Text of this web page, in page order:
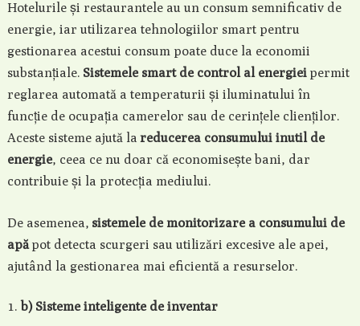
Hotelurile și restaurantele au un consum semnificativ de
energie, iar utilizarea tehnologiilor smart pentru
gestionarea acestui consum poate duce la economii
substanțiale. Sistemele smart de control al energieipermit
reglarea automată a temperaturii și iluminatului în
funcție de ocupația camerelor sau de cerințele clienților.
Aceste sisteme ajută la reducerea consumului inutil de
energie, ceea ce nu doar că economisește bani, dar
contribuie și la protecția mediului.
De asemenea, sistemele de monitorizare a consumului de
apăpot detecta scurgeri sau utilizări excesive ale apei,
ajutând la gestionarea mai eficientă a resurselor.
b) Sisteme inteligente de inventar